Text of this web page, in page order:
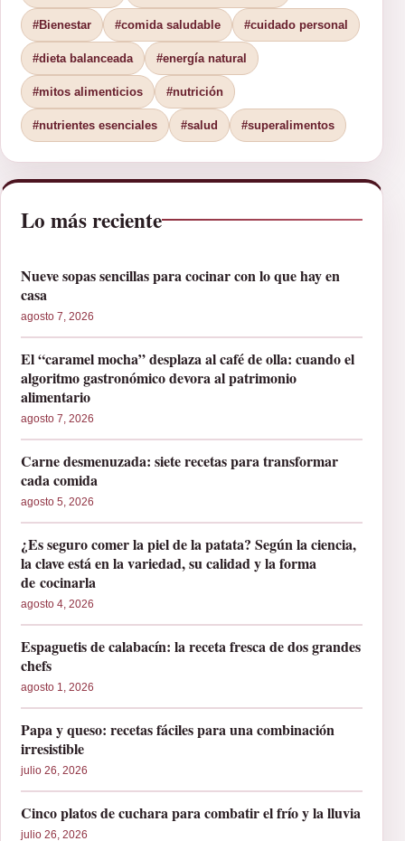
#Bienestar #comida saludable #cuidado personal
#dieta balanceada #energía natural
#mitos alimenticios #nutrición
#nutrientes esenciales #salud #superalimentos
Lo más reciente
Nueve sopas sencillas para cocinar con lo que hay en
casa
agosto 7, 2026
El “caramel mocha” desplaza al café de olla: cuando el
algoritmo gastronómico devora al patrimonio
alimentario
agosto 7, 2026
Carne desmenuzada: siete recetas para transformar
cada comida
agosto 5, 2026
¿Es seguro comer la piel de la patata? Según la ciencia,
la clave está en la variedad, su calidad y la forma
de cocinarla
agosto 4, 2026
Espaguetis de calabacín: la receta fresca de dos grandes
chefs
agosto 1, 2026
Papa y queso: recetas fáciles para una combinación
irresistible
julio 26, 2026
Cinco platos de cuchara para combatir el frío y la lluvia
julio 26, 2026